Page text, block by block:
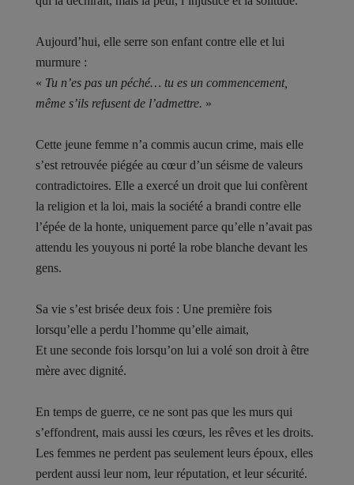
Aujourd’hui, elle serre son enfant contre elle et lui
murmure :
« Tu n’es pas un péché… tu es un commencement,
même s’ils refusent de l’admettre. »
Cette jeune femme n’a commis aucun crime, mais elle
s’est retrouvée piégée au cœur d’un séisme de valeurs
contradictoires. Elle a exercé un droit que lui confèrent
la religion et la loi, mais la société a brandi contre elle
l’épée de la honte, uniquement parce qu’elle n’avait pas
attendu les youyous ni porté la robe blanche devant les
gens.
Sa vie s’est brisée deux fois : Une première fois
lorsqu’elle a perdu l’homme qu’elle aimait,
Et une seconde fois lorsqu’on lui a volé son droit à être
mère avec dignité.
En temps de guerre, ce ne sont pas que les murs qui
s’effondrent, mais aussi les cœurs, les rêves et les droits.
Les femmes ne perdent pas seulement leurs époux, elles
perdent aussi leur nom, leur réputation, et leur sécurité.